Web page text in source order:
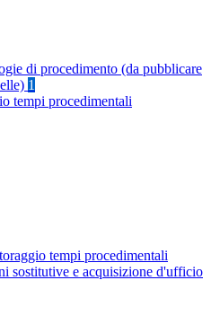
di procedimento (da pubblicare
1
tempi procedimentali
tempi procedimentali
sostitutive e acquisizione d'ufficio